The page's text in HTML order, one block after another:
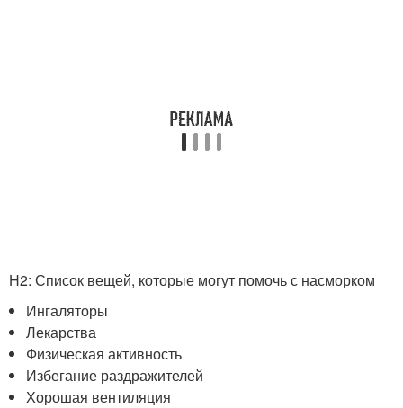
H2: Список вещей, которые могут помочь с насморком
Ингаляторы
Лекарства
Физическая активность
Избегание раздражителей
Хорошая вентиляция